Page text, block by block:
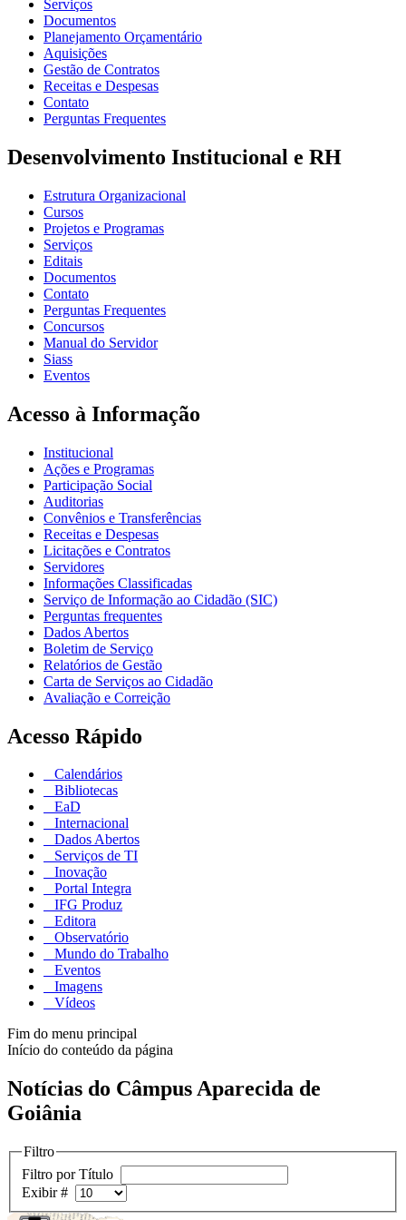
Serviços
Documentos
Planejamento Orçamentário
Aquisições
Gestão de Contratos
Receitas e Despesas
Contato
Perguntas Frequentes
Desenvolvimento Institucional e RH
Estrutura Organizacional
Cursos
Projetos e Programas
Serviços
Editais
Documentos
Contato
Perguntas Frequentes
Concursos
Manual do Servidor
Siass
Eventos
Acesso à Informação
Institucional
Ações e Programas
Participação Social
Auditorias
Convênios e Transferências
Receitas e Despesas
Licitações e Contratos
Servidores
Informações Classificadas
Serviço de Informação ao Cidadão (SIC)
Perguntas frequentes
Dados Abertos
Boletim de Serviço
Relatórios de Gestão
Carta de Serviços ao Cidadão
Avaliação e Correição
Acesso Rápido
Calendários
Bibliotecas
EaD
Internacional
Dados Abertos
Serviços de TI
Inovação
Portal Integra
IFG Produz
Editora
Observatório
Mundo do Trabalho
Eventos
Imagens
Vídeos
Fim do menu principal
Início do conteúdo da página
Notícias do Câmpus Aparecida de
Goiânia
Filtro
Filtro por Título
Exibir #